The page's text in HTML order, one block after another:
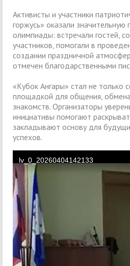
Активисты и участники
горжусь» оказали
олимпиады: встречали гостей,
участников, помогали в
создании праздничной
отмечен благодарственными
«Кубок Ангары» стал не только
площадкой для общения,
знакомств. Организаторы
инициативы помогают
закладывают основу для
успехов.